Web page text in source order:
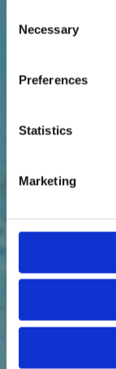
Selection
Necessary
Preferences
Statistics
Marketing